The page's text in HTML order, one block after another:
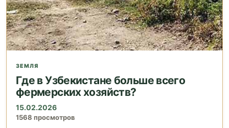
ЗЕМЛЯ
Где в Узбекистане больше всего
фермерских хозяйств?
15.02.2026
1568 просмотров